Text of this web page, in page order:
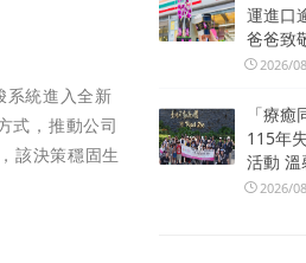
統進入全新
式，推動公司
該決策穩固生
運進口
爸爸致
2026/
「療癒
115年
活動 溫
2026/